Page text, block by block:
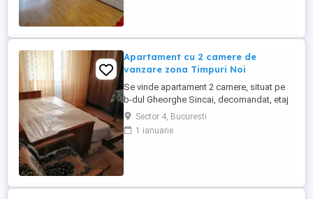
Apartament cu 2 camere de
vanzare zona Timpuri Noi
Se vinde apartament 2 camere, situat pe
b-dul Gheorghe Sincai, decomandat, etaj
4 7, suprafata utila de 51 mp, mobilat si
complet utilat, la doar 3 minute de statia
de metrou Timpuri-Noi. Apartamentul a
Sector 4, Bucuresti
1 ianuarie